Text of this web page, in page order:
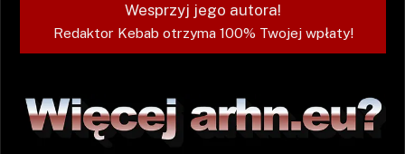
Wesprzyj jego autora!
Redaktor Kebab otrzyma 100% Twojej wpłaty!